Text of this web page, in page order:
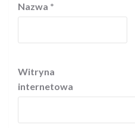
Nazwa *
Witryna
internetowa